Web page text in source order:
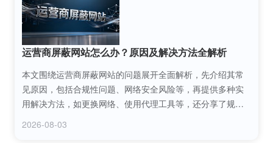
运营商屏蔽网站怎么办？原因及解决方法全解析
本文围绕运营商屏蔽网站的问题展开全面解析，先介绍其常
见原因，包括合规性问题、网络安全风险等，再提供多种实
用解决方法，如更换网络、使用代理工具等，还分享了规避
2026-08-03